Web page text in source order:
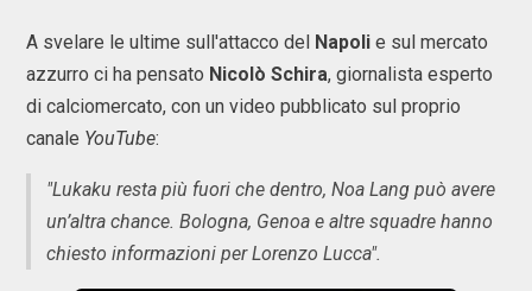
A svelare le ultime sull'attacco del Napoli e sul mercato
azzurro ci ha pensato Nicolò Schira, giornalista esperto
di calciomercato, con un video pubblicato sul proprio
canale YouTube:
"Lukaku resta più fuori che dentro, Noa Lang può avere
un’altra chance. Bologna, Genoa e altre squadre hanno
chiesto informazioni per Lorenzo Lucca".